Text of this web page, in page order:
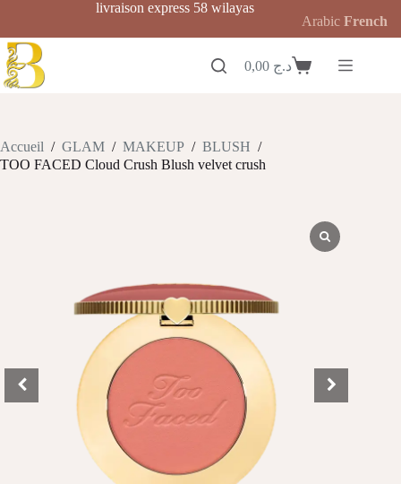
contenu
livraison express 58 wilayas
Panierد.ج
Accueil / GLAM / MAKEUP / BLUSH /
TOO FACED Cloud Crush Blush velvet crush
Arabic French